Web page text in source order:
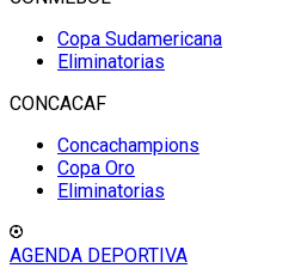
Copa Sudamericana
Eliminatorias
CONCACAF
Concachampions
Copa Oro
Eliminatorias
AGENDA DEPORTIVA